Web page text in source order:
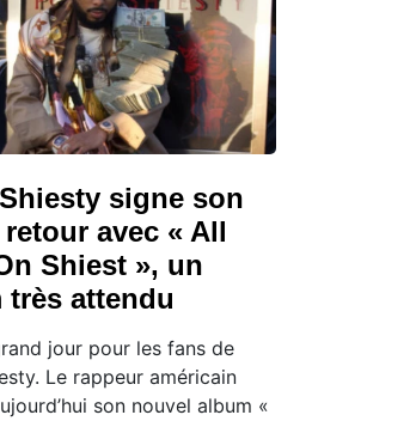
signe son
avec « All
Shiest », un
très attendu
jour pour les fans de
Le rappeur américain
son nouvel album «